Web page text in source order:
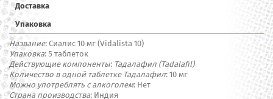
Доставка
Упаковка
Название: Сиалис 10 мг (Vidalista 10)
Упаковка: 5 таблеток
Действующие компоненты: Тадалафил (Tadalafil)
Количество в одной таблетке Тадалафил: 10 мг
Можно употреблять с алкоголем: Нет
Страна производства: Индия